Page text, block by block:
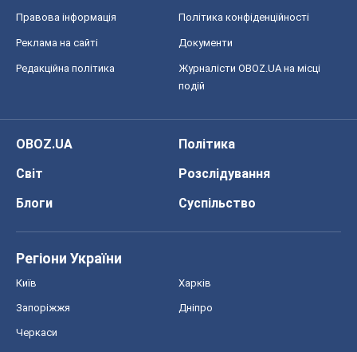
Правова інформація Політика конфіденційності
Реклама на сайті Документи
Редакційна політика
Журналісти OBOZ.UA на місці
подій
OBOZ.UA
Політика
Світ
Розслідування
Блоги
Суспільство
Регіони України
Київ Харків
Запоріжжя Дніпро
Черкаси